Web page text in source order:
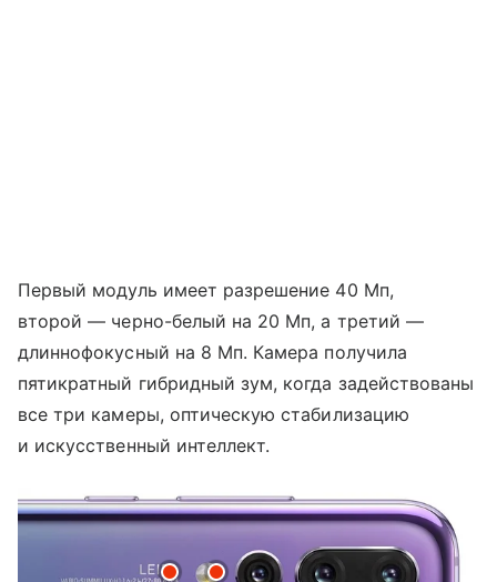
Первый модуль имеет разрешение 40 Мп,
второй — черно-белый на 20 Мп, а третий —
длиннофокусный на 8 Мп. Камера получила
пятикратный гибридный зум, когда задействованы
все три камеры, оптическую стабилизацию
и искусственный интеллект.